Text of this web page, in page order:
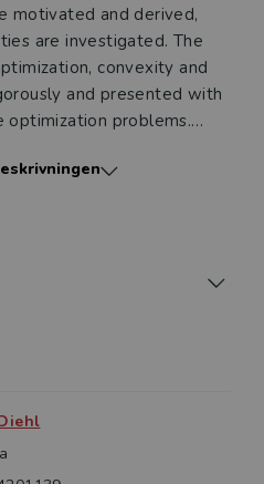
motivated and derived,
are investigated. The
convexity and
and presented with
optimization problems.
cases complete
content, figures and